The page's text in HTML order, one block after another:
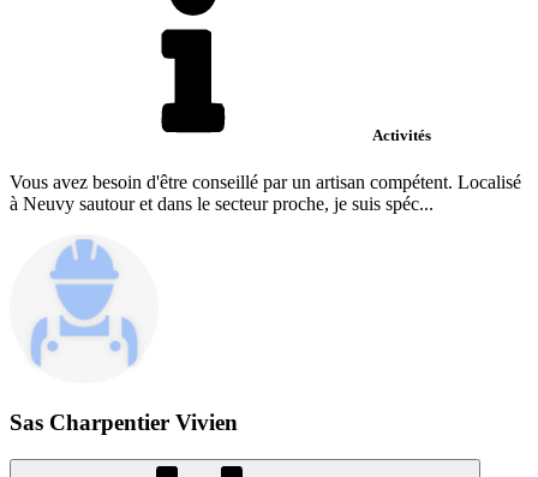
Activités
Vous avez besoin d'être conseillé par un artisan compétent. Localisé
à Neuvy sautour et dans le secteur proche, je suis spéc...
Sas Charpentier Vivien